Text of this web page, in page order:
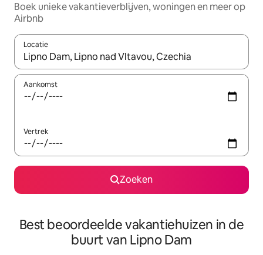
Boek unieke vakantieverblijven, woningen en meer op
Airbnb
Locatie
Wanneer er resultaten beschikbaar zijn, maak je een keuze
Aankomst
Vertrek
Zoeken
Best beoordeelde vakantiehuizen in de
buurt van Lipno Dam